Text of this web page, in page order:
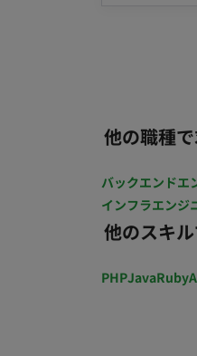
衝、スケ
トディレ
し イン
他の職種
バックエンドエ
インフラエンジ
他のスキ
PHPJavaRuby